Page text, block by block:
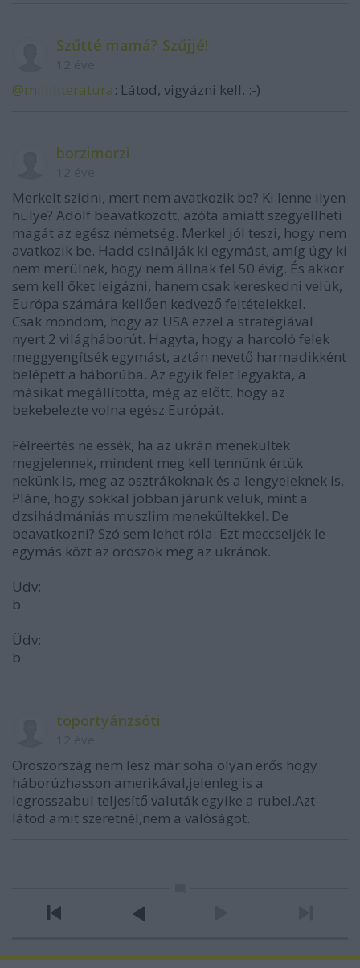
Szűtté mamá? Szűjjé!
@milliliteratura: Látod, vigyázni kell. :-)
borzimorzi
Merkelt szidni, mert nem avatkozik be? Ki lenne ilyen
hülye? Adolf beavatkozott, azóta amiatt szégyellheti
magát az egész németség. Merkel jól teszi, hogy nem
avatkozik be. Hadd csinálják ki egymást, amíg úgy ki
nem merülnek, hogy nem állnak fel 50 évig. És akkor
sem kell őket leigázni, hanem csak kereskedni velük,
Európa számára kellően kedvező feltételekkel.
Csak mondom, hogy az USA ezzel a stratégiával
nyert 2 világháborút. Hagyta, hogy a harcoló felek
meggyengítsék egymást, aztán nevető harmadikként
belépett a háborúba. Az egyik felet legyakta, a
másikat megállította, még az előtt, hogy az
bekebelezte volna egész Európát.
Félreértés ne essék, ha az ukrán menekültek
megjelennek, mindent meg kell tennünk értük
nekünk is, meg az osztrákoknak és a lengyeleknek is.
Pláne, hogy sokkal jobban járunk velük, mint a
dzsihádmániás muszlim menekültekkel. De
beavatkozni? Szó sem lehet róla. Ezt meccseljék le
egymás közt az oroszok meg az ukránok.
Üdv:
b
Üdv:
b
toportyánzsóti
Oroszország nem lesz már soha olyan erős hogy
háborúzhasson amerikával,jelenleg is a
legrosszabul teljesítő valuták egyike a rubel.Azt
látod amit szeretnél,nem a valóságot.